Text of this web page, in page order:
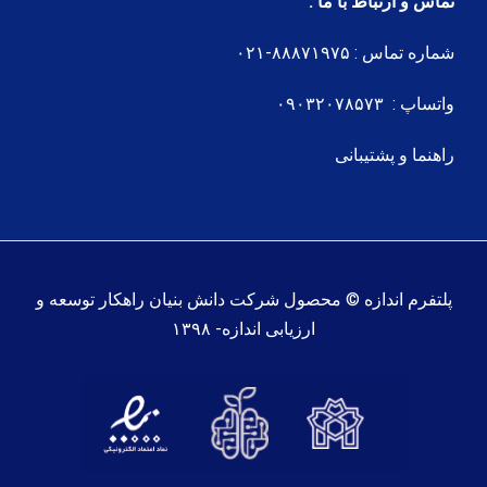
شماره تماس : ۸۸۸۷۱۹۷۵-۰۲۱
واتساپ : ۰۹۰۳۲۰۷۸۵۷۳
راهنما و پشتیبانی
پلتفرم اندازه © محصول شرکت دانش بنیان راهکار توسعه و
ارزیابی اندازه- ۱۳۹۸